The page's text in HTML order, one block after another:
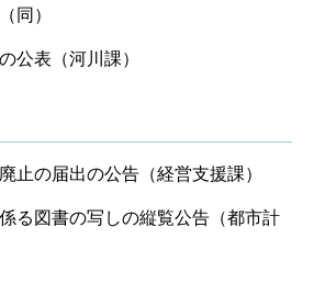
同）
公表（河川課）
止の届出の公告（経営支援課）
る図書の写しの縦覧公告（都市計